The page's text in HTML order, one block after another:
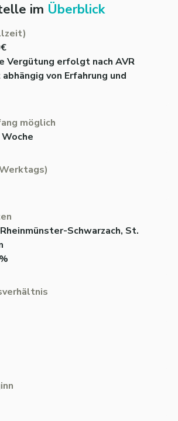
im Überblick
Vergütung erfolgt nach AVR
von Erfahrung und
möglich
Schwarzach, St.